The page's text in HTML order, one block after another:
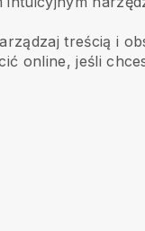
treścią i
online, jeśli